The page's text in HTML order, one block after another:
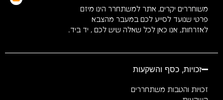
משוחררים יקרים, אתר למשתחרר הינו מיזם
פרטי שנועד לסייע לכם במעבר מהצבא
לאזרחות, אנו כאן לכל שאלה שיש לכם , יד ביד.
זכויות, כסף והשקעות
זכויות והטבות משתחררים